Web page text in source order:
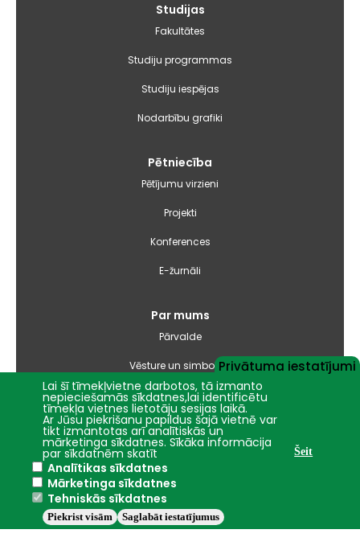
Studijas
Fakultātes
Studiju programmas
Studiju iespējas
Nodarbību grafiki
Pētniecība
Pētījumu virzieni
Projekti
Konferences
E-žurnāli
Par mums
Pārvalde
Vēsture un simbolika
Studiju virzienu pārskati un pašnovērtējuma ziņojumi
Iepirkumi
Nāc studēt
Jelgava +25.8°C
Privātuma iestatījumi
Lai šī tīmekļvietne darbotos, tā izmanto
nepieciešamās sīkdatnes,lai identificētu
tīmekļa vietnes lietotāju sesijas laikā.
Ar Jūsu piekrišanu papildus šajā vietnē var
tikt izmantotas arī analītiskās un
mārketinga sīkdatnes. Sīkāka informācija
par sīkdatnēm skatīt Šeit
Analītikas sīkdatnes
Mārketinga sīkdatnes
Tehniskās sīkdatnes
Saglabāt iestatījumus
Piekrist visām